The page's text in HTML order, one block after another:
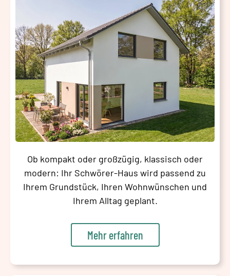
Ob kompakt oder großzügig, klassisch oder
modern: Ihr Schwörer-Haus wird passend zu
Ihrem Grundstück, Ihren Wohnwünschen und
Ihrem Alltag geplant.
Mehr erfahren